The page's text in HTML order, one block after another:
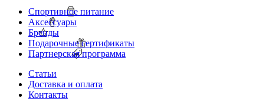
Спортивное питание
Аксессуары
Бренды
Подарочные сертификаты
Партнерская программа
Статьи
Доставка и оплата
Контакты